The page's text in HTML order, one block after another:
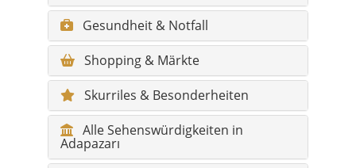
Gesundheit & Notfall
Shopping & Märkte
Skurriles & Besonderheiten
Alle Sehenswürdigkeiten in
Adapazarı